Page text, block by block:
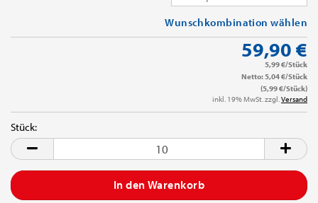
Wunschkombination wählen
59,90 €
5,99 €/Stück
Netto: 5,04 €/Stück
(5,99 €/Stück)
inkl. 19% MwSt. zzgl. Versand
Stück:
Stück